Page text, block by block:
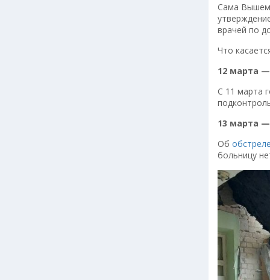
Сама
врачей по
Что
12 марта
С 11 марта
13 марта
Об
больницу